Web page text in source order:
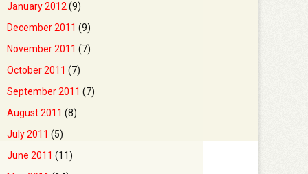
January 2012 (9)
December 2011 (9)
November 2011 (7)
October 2011 (7)
September 2011 (7)
August 2011 (8)
July 2011 (5)
June 2011 (11)